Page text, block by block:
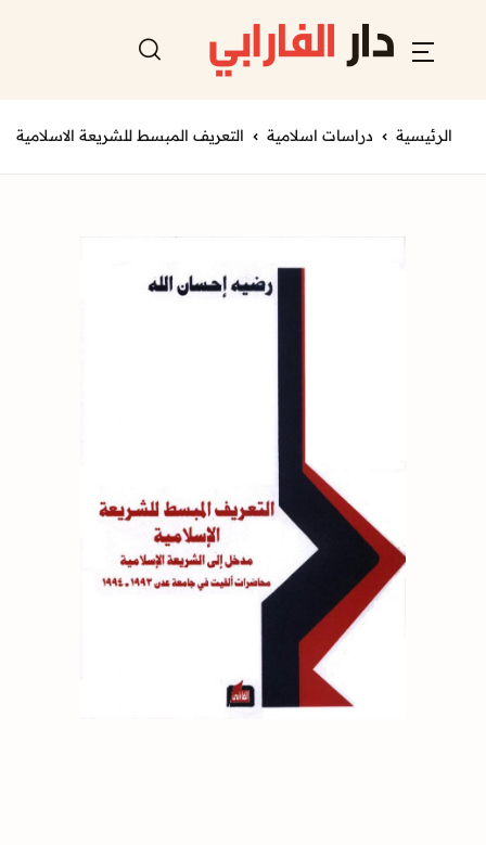
الرئيسية دراسات اسلامية التعريف المبسط للشريعة الاسلامية